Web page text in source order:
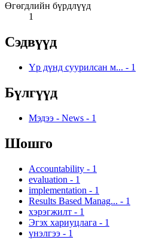
Өгөгдлийн бүрдлүүд
1
Сэдвүүд
Үр дүнд суурилсан м... - 1
Бүлгүүд
Мэдээ - News - 1
Шошго
Accountability - 1
evaluation - 1
implementation - 1
Results Based Manag... - 1
хэрэгжилт - 1
Эгэх хариуцлага - 1
үнэлгээ - 1